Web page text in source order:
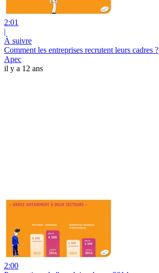
2:01
|
À suivre
Comment les entreprises recrutent leurs cadres ?
Apec
il y a 12 ans
2:00